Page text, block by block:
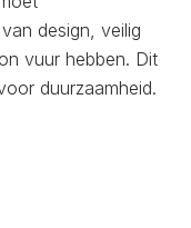
design, veilig
vuur hebben. Dit
duurzaamheid.